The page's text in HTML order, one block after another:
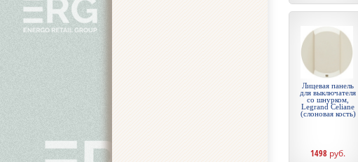
Лицевая панель
для выключателя
со шнурком,
Legrand Celiane
(слоновая кость)
1498 руб.